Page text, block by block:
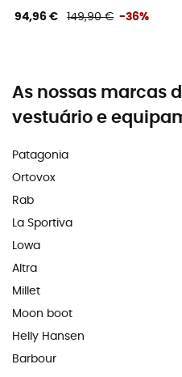
94,96 € 149,90 € -36%
As nossas marcas
vestuário e
Patagonia
Ortovox
Rab
La Sportiva
Lowa
Altra
Millet
Moon boot
Helly Hansen
Barbour